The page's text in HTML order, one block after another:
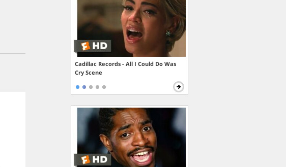
Cadillac Records - All I Could Do Was
Cry Scene